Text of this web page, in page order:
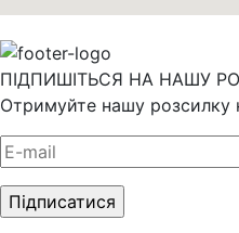
ПІДПИШІТЬСЯ НА НАШУ
Отримуйте нашу розсилку